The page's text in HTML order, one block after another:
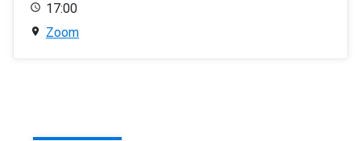
17:00
Zoom